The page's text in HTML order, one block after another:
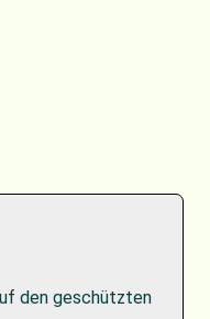
den geschützten